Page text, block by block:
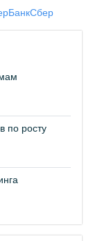
Сбер
по росту